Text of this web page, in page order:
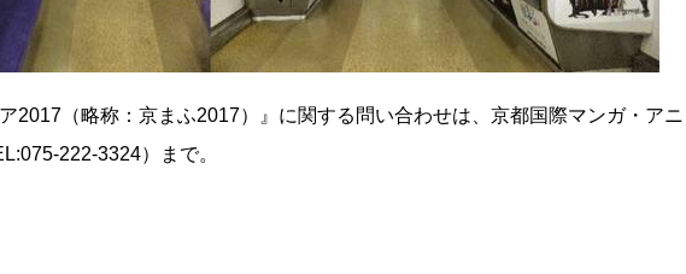
2017（略称：京まふ2017）』に関する問い合わせは、京都国際マンガ・アニ
222-3324）まで。